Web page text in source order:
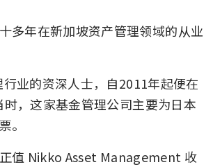
多年在新加坡资产管理领域的从业
业的资深人士，自2011年起便在
，这家基金管理公司主要为日本
。
值 Nikko Asset Management 收